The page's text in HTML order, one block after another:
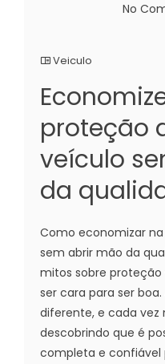
No
Veiculo
proteção
veículo
da
Como economizar
sem abrir mão da
mitos sobre proteção
ser cara para ser
diferente, e cada vez
descobrindo que é
completa e confiável